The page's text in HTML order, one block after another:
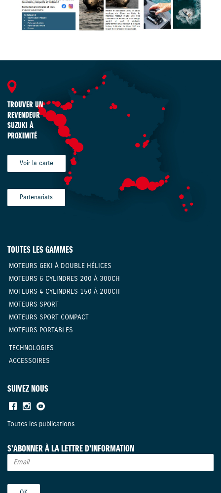
TROUVER UN
REVENDEUR
SUZUKI À
PROXIMITÉ
Voir la carte
Partenariats
TOUTES LES GAMMES
MOTEURS GEKI À DOUBLE HÉLICES
MOTEURS 6 CYLINDRES 200 À 300CH
MOTEURS 4 CYLINDRES 150 À 200CH
MOTEURS SPORT
MOTEURS SPORT COMPACT
MOTEURS PORTABLES
TECHNOLOGIES
ACCESSOIRES
SUIVEZ NOUS
Toutes les publications
S'ABONNER À LA LETTRE D'INFORMATION